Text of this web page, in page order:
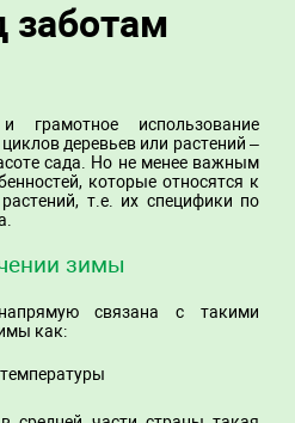
заботам
использование
деревьев или растений –
сада. Но не менее важным
которые относятся к
т.е. их специфики по
зимы
связана с такими
как: